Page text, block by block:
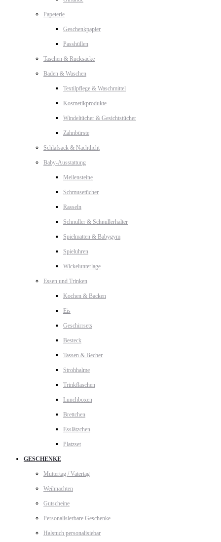
Papeterie
Geschenkpapier
Passhüllen
Taschen & Rucksäcke
Baden & Waschen
Textilpflege & Waschmittel
Kosmetikprodukte
Windeltücher & Gesichtstücher
Zahnbürste
Schlafsack & Nachtlicht
Baby-Ausstattung
Meilensteine
Schmusetücher
Rasseln
Schnuller & Schnullerhalter
Spielmatten & Babygym
Spieluhren
Wickelunterlage
Essen und Trinken
Kochen & Backen
Eis
Geschirrsets
Besteck
Tassen & Becher
Strohhalme
Trinkflaschen
Lunchboxen
Brettchen
Esslätzchen
Platzset
GESCHENKE
Muttertag / Vatertag
Weihnachten
Gutscheine
Personalisierbare Geschenke
Halstuch personalisiebar